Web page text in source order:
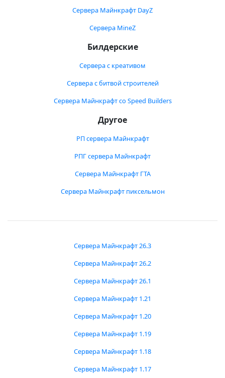
Сервера Майнкрафт DayZ
Сервера MineZ
Билдерские
Сервера с креативом
Сервера с битвой строителей
Сервера Майнкрафт со Speed Builders
Другое
РП сервера Майнкрафт
РПГ сервера Майнкрафт
Сервера Майнкрафт ГТА
Сервера Майнкрафт пиксельмон
Сервера Майнкрафт 26.3
Сервера Майнкрафт 26.2
Сервера Майнкрафт 26.1
Сервера Майнкрафт 1.21
Сервера Майнкрафт 1.20
Сервера Майнкрафт 1.19
Сервера Майнкрафт 1.18
Сервера Майнкрафт 1.17